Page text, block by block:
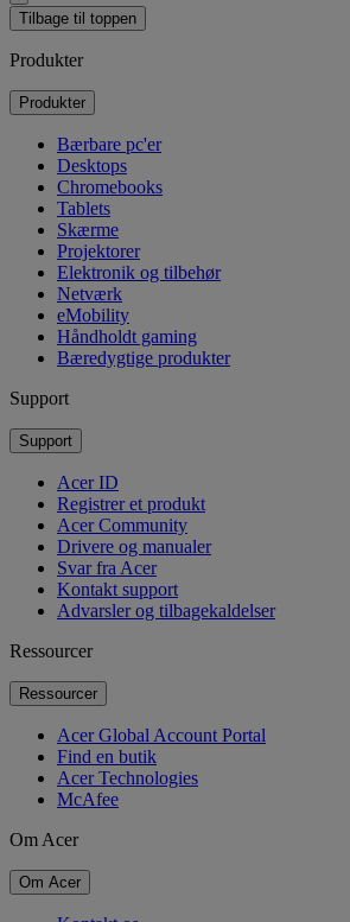
Tilbage til toppen
Produkter
Produkter
Bærbare pc'er
Desktops
Chromebooks
Tablets
Skærme
Projektorer
Elektronik og tilbehør
Netværk
eMobility
Håndholdt gaming
Bæredygtige produkter
Support
Support
Acer ID
Registrer et produkt
Acer Community
Drivere og manualer
Svar fra Acer
Kontakt support
Advarsler og tilbagekaldelser
Ressourcer
Ressourcer
Acer Global Account Portal
Find en butik
Acer Technologies
McAfee
Om Acer
Om Acer